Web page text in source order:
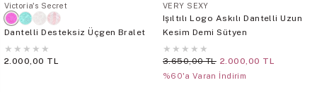
Victoria's Secret
Dantelli Desteksiz Üçgen Bralet
★ ★ ★ ★ ★
2.000,00 TL
VERY SEXY
Işıltılı Logo Askılı Dantelli Uzun
Kesim Demi Sütyen
★ ★ ★ ★ ★
3.650,00 TL 2.000,00 TL
%60'a Varan İndirim